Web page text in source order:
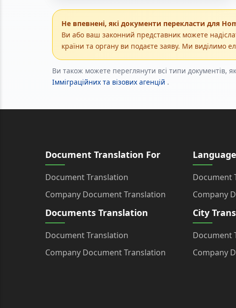
Не впевнені, які документи перекласти для
Ви або ваш законний представник можете
країни та органу ви подаєте заяву. Ми виділимо
Ви також можете переглянути всі типи документів,
Імміграційних та візових агенцій .
Document Translation For
Document Translation
Company Document Translation
Documents Translation
Document Translation
Company Document Translation
Document
Company
City
Document
Company